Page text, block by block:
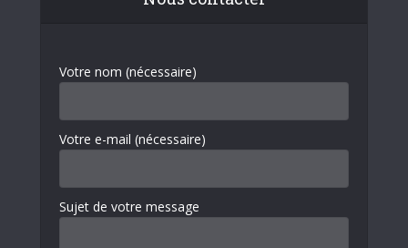
Votre nom (nécessaire)
Votre e-mail (nécessaire)
Sujet de votre message